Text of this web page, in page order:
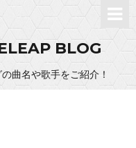
BLOG
曲名や歌手をご紹介！